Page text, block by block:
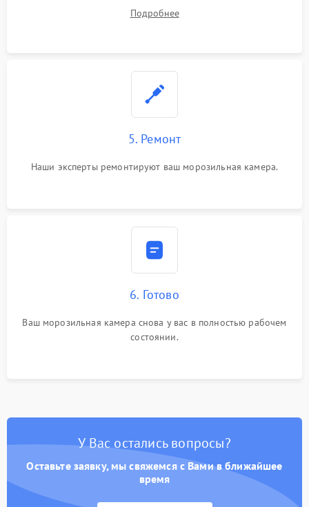
Подробнее
5. Ремонт
Наши эксперты ремонтируют ваш морозильная камера.
6. Готово
Ваш морозильная камера снова у вас в полностью рабочем
состоянии.
У Вас остались вопросы?
Оставьте заявку, мы свяжемся с Вами в ближайшее
время